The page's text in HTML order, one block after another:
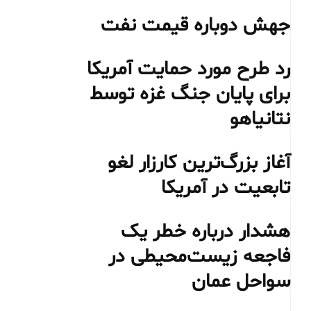
جهش دوباره قیمت نفت
رد طرح مورد حمایت آمریکا
برای پایان جنگ غزه توسط
نتانیاهو
آغاز بزرگ‌ترین کارزار لغو
تابعیت در آمریکا
هشدار درباره خطر یک
فاجعه زیست‌محیطی در
سواحل عمان